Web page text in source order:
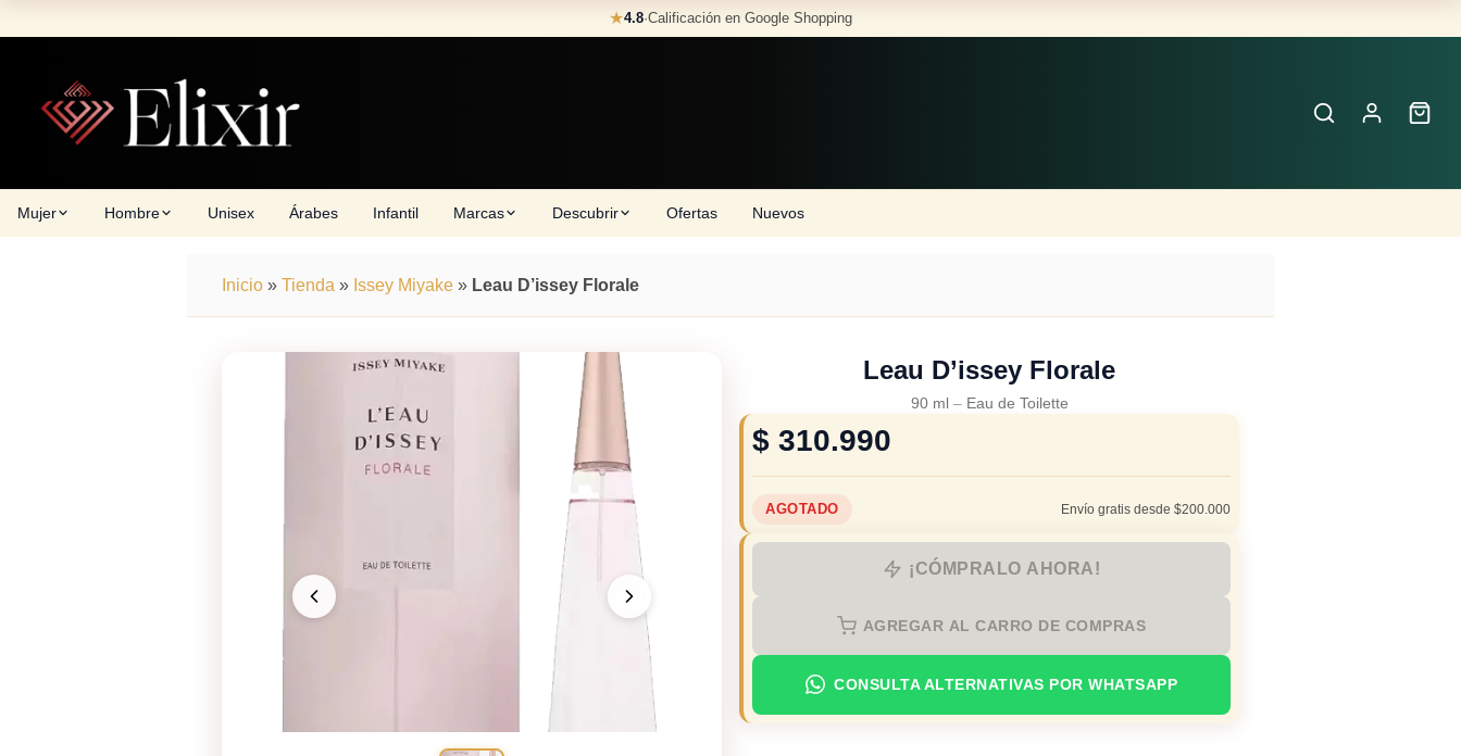
to
★4.8·Calificación en Google Shopping
Mujer Hombre Unisex Árabes Infantil Marcas Descubrir Ofertas Nuevos
Inicio » Tienda » Issey Miyake » Leau D’issey Florale
Leau D’issey Florale
90 ml – Eau de Toilette
$ 310.990
AGOTADO Envío gratis desde $200.000
¡CÓMPRALO AHORA!
AGREGAR AL CARRO DE COMPRAS
CONSULTA ALTERNATIVAS POR WHATSAPP